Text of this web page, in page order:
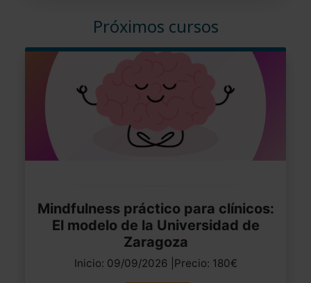
Próximos cursos
Mindfulness práctico para clínicos:
El modelo de la Universidad de
Zaragoza
Inicio: 09/09/2026 |Precio: 180€